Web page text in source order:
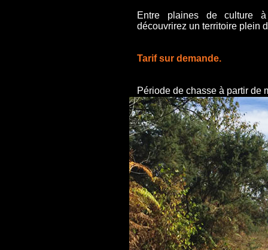
Entre plaines de culture
découvrirez un territoire plein
Tarif sur demande.
Période de chasse à partir de